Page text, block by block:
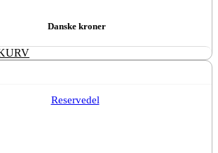
Danske kroner
Reservedel